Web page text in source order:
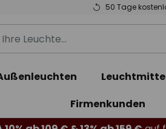
50 Tage
Firmenkunden